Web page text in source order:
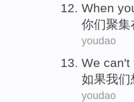
When
你们聚集
youdao
We can't
如果我们
youdao